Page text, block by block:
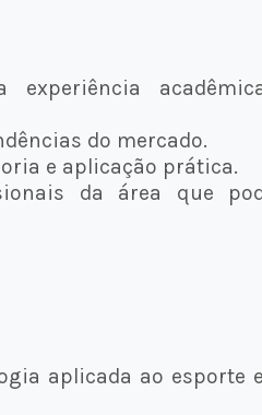
experiência
do mercado.
e aplicação prática.
da área que
aplicada ao esporte